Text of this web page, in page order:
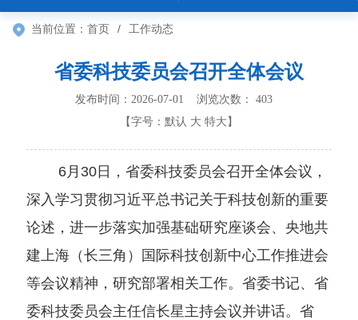
当前位置： 首页 / 工作动态
省委科技委员会召开全体会议
发布时间：2026-07-01 浏览次数： 403
【字号： 默认 大 特大 】
6月30日，省委科技委员会召开全体会议，
深入学习贯彻习近平总书记关于科技创新的重要
论述，进一步落实加强基础研究座谈会、央地共
建上海（长三角）国际科技创新中心工作推进会
等会议精神，研究部署相关工作。省委书记、省
委科技委员会主任信长星主持会议并讲话。省